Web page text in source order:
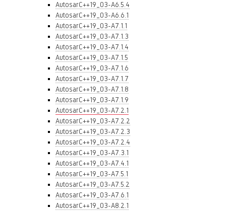
AutosarC++19_03-A6.5.4
AutosarC++19_03-A6.6.1
AutosarC++19_03-A7.1.1
AutosarC++19_03-A7.1.3
AutosarC++19_03-A7.1.4
AutosarC++19_03-A7.1.5
AutosarC++19_03-A7.1.6
AutosarC++19_03-A7.1.7
AutosarC++19_03-A7.1.8
AutosarC++19_03-A7.1.9
AutosarC++19_03-A7.2.1
AutosarC++19_03-A7.2.2
AutosarC++19_03-A7.2.3
AutosarC++19_03-A7.2.4
AutosarC++19_03-A7.3.1
AutosarC++19_03-A7.4.1
AutosarC++19_03-A7.5.1
AutosarC++19_03-A7.5.2
AutosarC++19_03-A7.6.1
AutosarC++19_03-A8.2.1